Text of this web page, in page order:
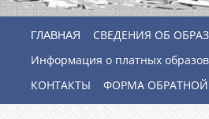
СВЕДЕНИЯ ОБ
Информация о платных
КОНТАКТЫ
ФОРМА ОБРАТНОЙ